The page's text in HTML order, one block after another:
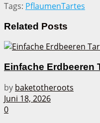
Tags: PflaumenTartes
Related Posts
Einfache Erdbeeren
by baketotheroots
Juni 18, 2026
0